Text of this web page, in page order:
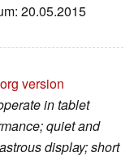
20.05.2015
version
in tablet
quiet and
display; short